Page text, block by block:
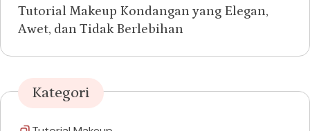
Tutorial Makeup Kondangan yang Elegan,
Awet, dan Tidak Berlebihan
Kategori